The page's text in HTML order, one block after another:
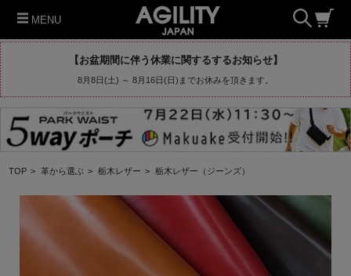
MENU
【お盆期間に伴う休業に関するするお知らせ】
8月8日(土) ～ 8月16日(日)までお休みを頂きます。
TOP > 革から選ぶ > 栃木レザー > 栃木レザー（ジーンズ）